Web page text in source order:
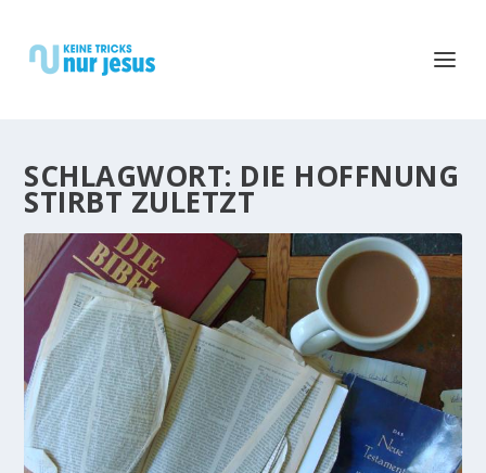
SCHLAGWORT: DIE HOFFNUNG
STIRBT ZULETZT